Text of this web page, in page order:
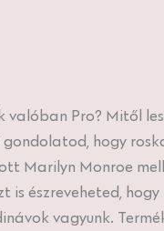
Pro? Mitől
hogy
Marilyn Monroe
észreveheted,
vagyunk.